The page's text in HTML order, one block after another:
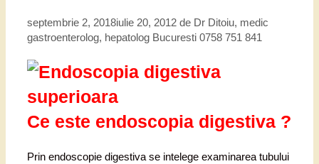
septembrie 2, 2018iulie 20, 2012 de Dr Ditoiu, medic
gastroenterolog, hepatolog Bucuresti 0758 751 841
Ce este endoscopia digestiva ?
Prin endoscopie digestiva se intelege examinarea tubului